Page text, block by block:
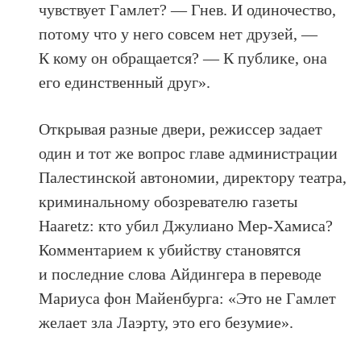
чувствует Гамлет? — Гнев. И одиночество,
потому что у него совсем нет друзей, —
К кому он обращается? — К публике, она
его единственный друг».
Открывая разные двери, режиссер задает
один и тот же вопрос главе администрации
Палестинской автономии, директору театра,
криминальному обозревателю газеты
Haaretz: кто убил Джулиано Мер-Хамиса?
Комментарием к убийству становятся
и последние слова Айдингера в переводе
Мариуса фон Майенбурга: «Это не Гамлет
желает зла Лаэрту, это его безумие».